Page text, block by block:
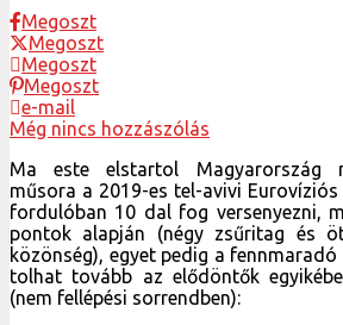
Megoszt
Megoszt
Megoszt
Megoszt
e-mail
Még nincs hozzászólás
Ma este elstartol Magyarország
műsora a 2019-es tel-avivi
fordulóban 10 dal fog versenyezni,
pontok alapján (négy zsűritag és
közönség), egyet pedig a
tolhat tovább az elődöntők
(nem fellépési sorrendben):